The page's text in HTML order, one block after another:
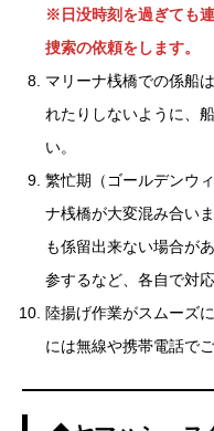
※日没時刻を過ぎても
捜索の依頼をします。
マリーナ桟橋での係船
れたりしないように、
い。
繁忙期（ゴールデンウ
ナ桟橋が大変混み合い
も係留出来ない場合が
参するなど、各自で対
陸揚げ作業がスムーズ
には無線や携帯電話で